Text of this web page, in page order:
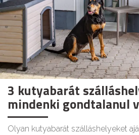
3 kutyabarát
mindenki gondtalanul
Olyan kutyabarát szálláshelyeket